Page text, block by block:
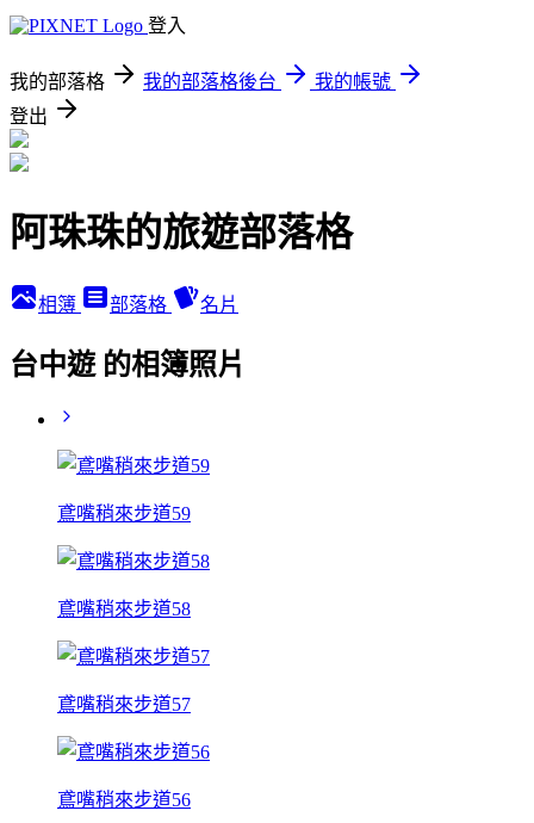
登入
我的部落格 我的部落格後台
我的帳號
登出
阿珠珠的旅遊部落格
相簿 部落格 名片
台中遊 的相簿照片
鳶嘴稍來步道59
鳶嘴稍來步道58
鳶嘴稍來步道57
鳶嘴稍來步道56